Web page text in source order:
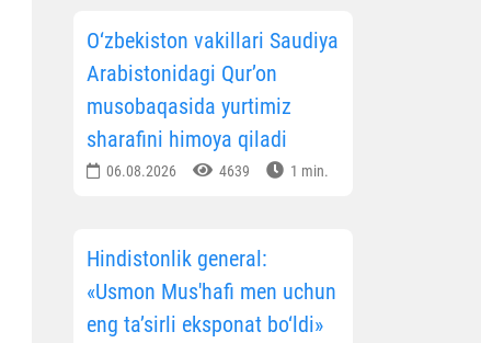
O‘zbekiston vakillari Saudiya
Arabistonidagi Qur’on
musobaqasida yurtimiz
sharafini himoya qiladi
06.08.2026 4639 1 min.
Hindistonlik general:
«Usmon Mus'hafi men uchun
eng ta’sirli eksponat bo‘ldi»